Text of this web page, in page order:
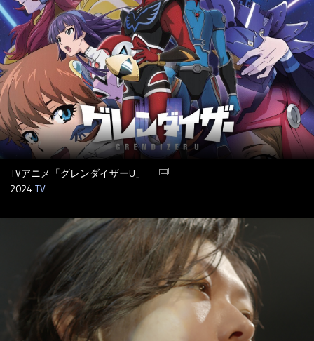
TVアニメ「グレンダイザーU」
2024 TV